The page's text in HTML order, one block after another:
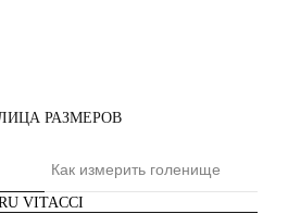
РАЗМЕРОВ
Как измерить голенище
VITACCI